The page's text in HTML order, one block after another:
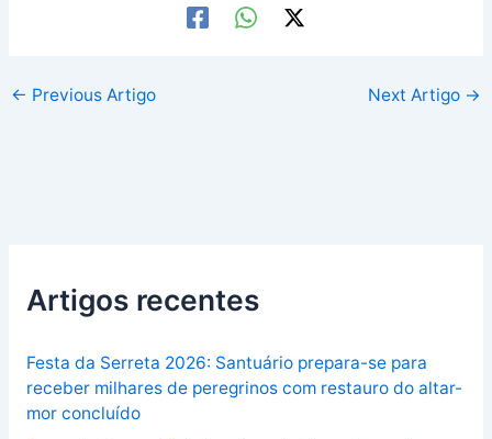
← Previous Artigo Next Artigo →
Artigos recentes
Festa da Serreta 2026: Santuário prepara-se para
receber milhares de peregrinos com restauro do altar-
mor concluído